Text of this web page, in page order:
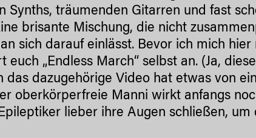
Synths, träumenden Gitarren und fast
brisante Mischung, die nicht
sich darauf einlässt. Bevor ich mich hier
euch „Endless March“ selbst an. (Ja,
das dazugehörige Video hat etwas von
oberkörperfreie Manni wirkt anfangs
lieber ihre Augen schließen,